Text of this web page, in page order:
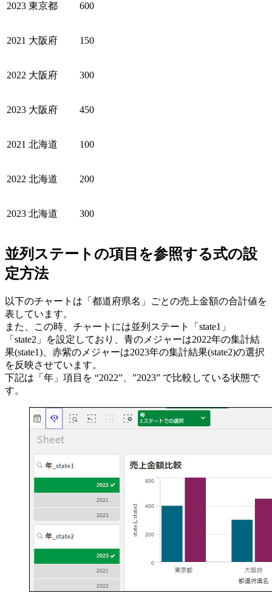
2023 東京都 600
2021 大阪府 150
2022 大阪府 300
2023 大阪府 450
2021 北海道 100
2022 北海道 200
2023 北海道 300
並列ステートの項目を参照する式の設
定方法
以下のチャートは「都道府県名」ごとの売上金額の合計値を
表しています。
また、この時、チャートには並列ステート「state1」
「state2」を設定しており、青のメジャーは2022年の集計結
果(state1)、赤紫のメジャーは2023年の集計結果(state2)の選択
を反映させています。
下記は「年」項目を “2022”、”2023” で比較している状態で
す。